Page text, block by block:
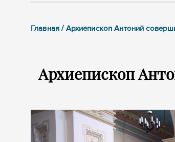
Главная / Архиепископ Антоний
Архиепископ